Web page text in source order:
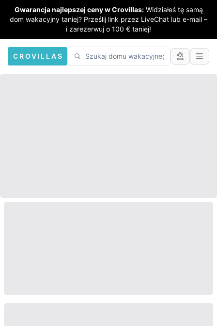
Gwarancja najlepszej ceny w Crovillas: Widziałeś tę samą
dom wakacyjny taniej? Prześlij link przez LiveChat lub e-mail –
i zarezerwuj o 100 € taniej!
CROVILLAS